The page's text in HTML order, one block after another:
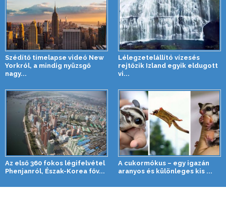
Szédítő timelapse videó New
Yorkról, a mindig nyüzsgő
nagy...
Lélegzetelállító vízesés
rejtőzik Izland egyik eldugott
vi...
Az első 360 fokos légifelvétel
Phenjanról, Észak-Korea főv...
A cukormókus – egy igazán
aranyos és különleges kis ...